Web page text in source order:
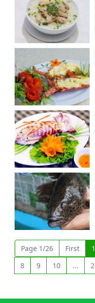
Hình ảnh về MÓN CHÁO
Hình ảnh về TÔM HÙM
Hình ảnh về MỰC HẤP
Page 1/26 First 1
8
9 10 ...